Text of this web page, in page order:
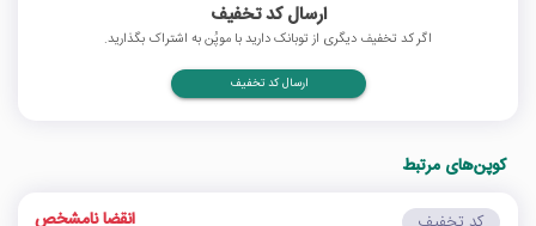
ارسال کد تخفیف
اگر کد تخفیف دیگری از توبانک دارید با موپُن به اشتراک بگذارید.
ارسال کد تخفیف
کوپن‌های مرتبط
انقضا نامشخص